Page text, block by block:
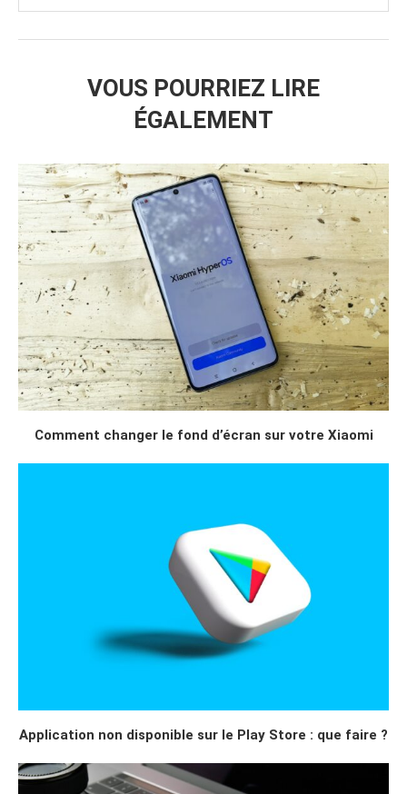
VOUS POURRIEZ LIRE
ÉGALEMENT
Comment changer le fond d’écran sur votre Xiaomi
Application non disponible sur le Play Store : que faire ?